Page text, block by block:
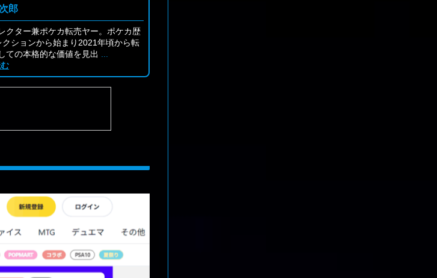
郎
クター兼ポケカ転売ヤー。ポケカ歴
クションから始まり2021年頃から転
ての本格的な価値を見出